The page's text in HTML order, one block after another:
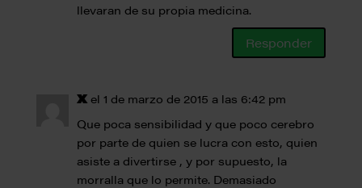
llevaran de su propia medicina.
Responder
X el 1 de marzo de 2015 a las 6:42 pm
Que poca sensibilidad y que poco cerebro
por parte de quien se lucra con esto, quien
asiste a divertirse , y por supuesto, la
morralla que lo permite. Demasiado